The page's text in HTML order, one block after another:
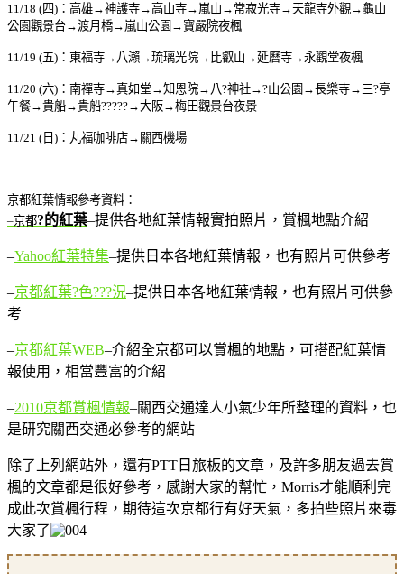
11/18 (四) ：高雄→神護寺→高山寺→嵐山→常寂光寺→天龍寺外觀→龜山
公園觀景台→渡月橋→嵐山公園→寶嚴院夜楓
11/19 (五) ：東福寺→八瀨→琉璃光院→比叡山→延曆寺→永觀堂夜楓
11/20 (六) ：南禪寺→真如堂→知恩院→八?神社→?山公園→長樂寺→三?亭
午餐→貴船→貴船?????→大阪→梅田觀景台夜景
11/21 ( 日 ) ：丸福咖啡店→關西機場
京都紅葉情報參考資料：
–京都?的紅葉–提供各地紅葉情報實拍照片，賞楓地點介紹
–Yahoo紅葉特集–提供日本各地紅葉情報，也有照片可供參考
–京都紅葉?色???況–提供日本各地紅葉情報，也有照片可供參
考
–京都紅葉WEB–介紹全京都可以賞楓的地點，可搭配紅葉情
報使用，相當豐富的介紹
–2010京都賞楓情報–關西交通達人小氣少年所整理的資料，也
是研究關西交通必參考的網站
除了上列網站外，還有PTT日旅板的文章，及許多朋友過去賞
楓的文章都是很好參考，感謝大家的幫忙，Morris才能順利完
成此次賞楓行程，期待這次京都行有好天氣，多拍些照片來毒
大家了